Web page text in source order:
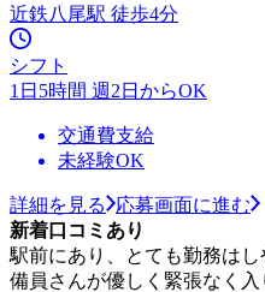
近鉄八尾駅 徒歩4分
シフト
1日5時間 週2日からOK
交通費支給
未経験OK
詳細を見る
応募画面に進む
新着口コミあり
駅前にあり、とても勤務は
備員さんが優しく緊張なく